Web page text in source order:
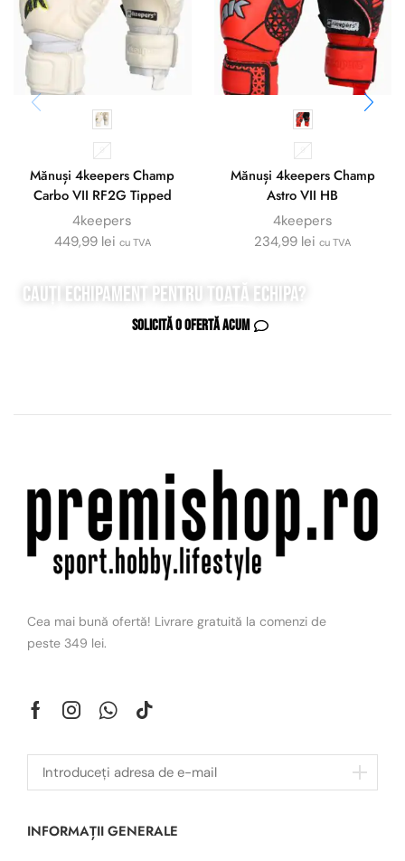
9
Mănuși 4keepers Champ
Carbo VII RF2G Tipped
4keepers
449,99 lei cu TVA
9
Mănuși 4keepers Champ
Astro VII HB
4keepers
234,99 lei cu TVA
Cauți echipament pentru toată echipa?
Solicită o ofertă acum
Cea mai bună ofertă! Livrare gratuită la comenzi de
peste 349 lei.
INFORMAȚII GENERALE